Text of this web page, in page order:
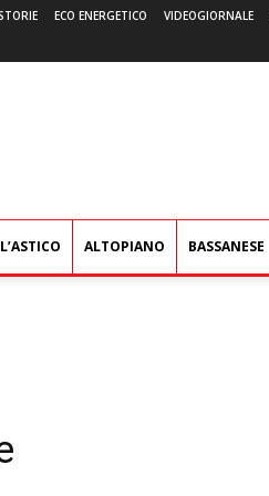
ECO ENERGETICO VIDEOGIORNALE
ALTOPIANO BASSANESE